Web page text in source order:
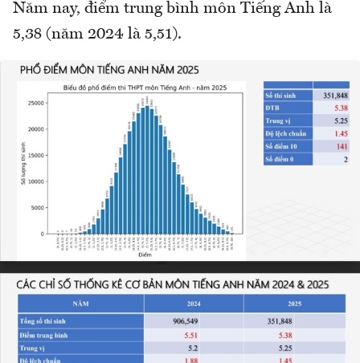
Năm nay, điểm trung bình môn Tiếng Anh là
5,38 (năm 2024 là 5,51).